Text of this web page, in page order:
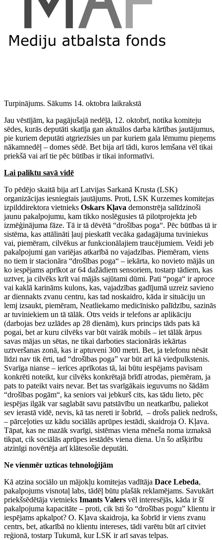
Turpinājums. Sākums 14. oktobra laikrakstā
Jau vēstījām, ka pagājušajā nedēļā, 12. oktobrī, notika komiteju
sēdes, kurās deputāti skatīja gan aktuālos darba kārtības jautājumus,
pie kuriem deputāti atgriezīsies un par kuriem gala lēmumu pieņems
nākamnedēļ – domes sēdē. Bet bija arī tādi, kuros lemšana vēl tikai
priekšā vai arī tie pēc būtības ir tikai informatīvi.
Lai paliktu savā vidē
To pēdējo skaitā bija arī Latvijas Sarkanā Krusta (LSK)
organizācijas iesniegtais jautājums. Proti, LSK Kurzemes komitejas
izpilddirektora vietnieks Oskars Kļava demonstrēja salīdzinoši
jaunu pakalpojumu, kam tikko noslēgusies tā pilotprojekta jeb
izmēģinājuma fāze. Tā ir tā dēvētā “drošības poga“. Pēc būtības tā ir
sistēma, kas attālināti ļauj pieskatīt vecāka gadagājuma tuviniekus
vai, piemēram, cilvēkus ar funkcionālajiem traucējumiem. Veidi jeb
pakalpojumi gan variējas atkarībā no vajadzības. Piemēram, viens
no tiem ir stacionāra “drošības poga“ – iekārta, ko novieto mājās un
ko iespējams aprīkot ar 64 dažādiem sensoriem, tostarp tādiem, kas
uztver, ja cilvēks krīt vai mājās sajūtami dūmi. Pati “poga“ ir aproce
vai kaklā karināms kulons, kas, vajadzības gadījumā uzreiz savieno
ar diennakts zvanu centru, kas tad noskaidro, kāda ir situāciju un
lemj izsaukt, piemēram, Neatliekamo medicīnisko palīdzību, sazinās
ar tuviniekiem un tā tālāk. Otrs veids ir telefons ar aplikāciju
(darbojas bez uzlādes ap 28 dienām), kurs princips tāds pats kā
pogai, bet ar kuru cilvēks var būt vairāk mobils – iet tālāk ārpus
savas mājas un sētas, ne tikai darboties stacionārās iekārtas
uztveršanas zonā, kas ir aptuveni 300 metri. Bet, ja telefonu nēsāt
līdzi nav tik ērti, tad “drošības poga” var būt arī kā viedpulkstenis.
Svarīga nianse – ierīces aprīkotas tā, lai būtu iespējams pavisam
konkrēti noteikt, kur cilvēks konkrētajā brīdī atrodas, piemēram, ja
pats to pateikt vairs nevar. Bet tas svarīgākais ieguvums no šādām
“drošības pogām“, ka seniors vai jebkurš cits, kas tādu lieto, pēc
iespējas ilgāk var saglabāt savu patstāvību un neatkarību, paliekot
sev ierastā vidē, nevis, kā tas nereti ir šobrīd, – drošs paliek nedrošs,
– pārceļoties uz kādu sociālās aprūpes iestādi, skaidroja O. Kļava.
Tāpat, kas ne mazāk svarīgi, sistēmas viena mēneša noma izmaksā
tikpat, cik sociālās aprūpes iestādēs viena diena. Un šo atšķirību
atzinīgi novērtēja arī klātesošie deputāti.
Ne vienmēr uzticas tehnoloģijām
Kā atzina sociālo un mājokļu komitejas vadītāja Dace Lebeda,
pakalpojums visnotaļ labs, tādēļ būtu plašāk reklamējams. Savukārt
priekšsēdētāja vietnieks Imants Valers vēl interesējās, kāda ir šī
pakalpojuma kapacitāte – proti, cik īsti šo “drošības pogu” klientu ir
iespējams apkalpot? O. Kļava skaidroja, ka šobrīd ir viens zvanu
centrs, bet, atkarībā no klientu intereses, tādi varētu būt arī citviet
reģionā, tostarp Tukumā, kur LSK ir arī savas telpas.